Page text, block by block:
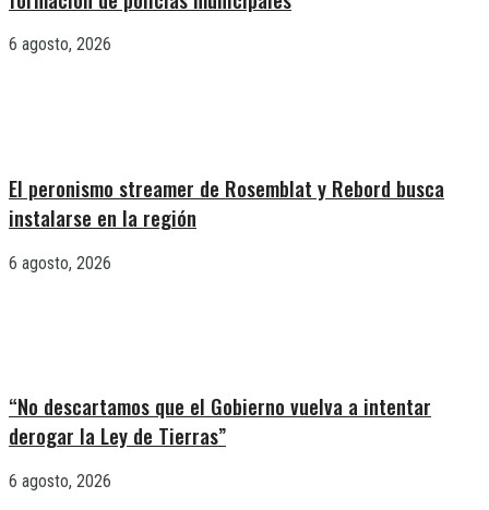
6 agosto, 2026
El peronismo streamer de Rosemblat y Rebord busca
instalarse en la región
6 agosto, 2026
“No descartamos que el Gobierno vuelva a intentar
derogar la Ley de Tierras”
6 agosto, 2026